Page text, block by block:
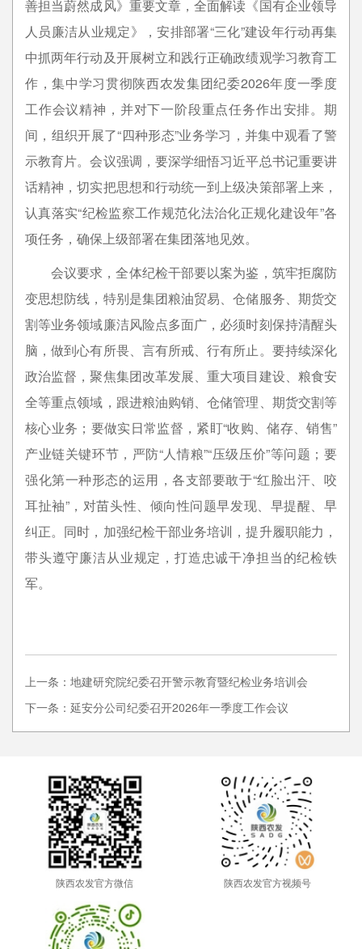
善担当蔚然成风》重要文章，全面解读《国有企业领导
人员廉洁从业规定》，安排部署“三化”建设年行动再集
中抓两年行动及开展树立和践行正确政绩观学习教育工
作，集中学习贯彻陕西农发集团纪委2026年度一季度
工作会议精神，并对下一阶段重点任务作出安排。期
间，组织开展了“四种形态”业务学习，并集中观看了警
示教育片。会议强调，要深学细悟习近平总书记重要讲
话精神，切实把思想和行动统一到上级决策部署上来，
认真落实“纪检监察工作规范化法治化正规化建设年”各
项任务，确保上级部署在集团落地见效。
会议要求，全体纪检干部要以案为鉴，筑牢拒腐防
变思想防线，特别是集团粮油贸易、仓储服务、期货交
割等业务领域廉洁风险点多面广，必须时刻保持清醒头
脑，做到心有所畏、言有所戒、行有所止。要持续深化
政治监督，聚焦集团改革发展、重大项目建设、粮食安
全等重点领域，跟进粮油购销、仓储管理、期货交割等
核心业务；要做实日常监督，紧盯“收购、储存、销售”
产业链关键环节，严防“人情粮”“压级压价”等问题；要
强化第一种形态的运用，各支部要敢于“红脸出汗、咬
耳扯袖”，对苗头性、倾向性问题早发现、早提醒、早
纠正。同时，加强纪检干部业务培训，提升履职能力，
带头遵守廉洁从业规定，打造忠诚干净担当的纪检铁
军。
上一条：地建研究院纪委召开警示教育暨纪检业务培训会
下一条：延安分公司纪委召开2026年一季度工作会议
陕西农发官方微信 陕西农发官方视频号